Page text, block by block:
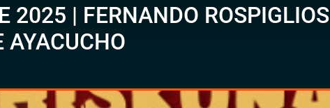
2025 | FERNANDO
AYACUCHO